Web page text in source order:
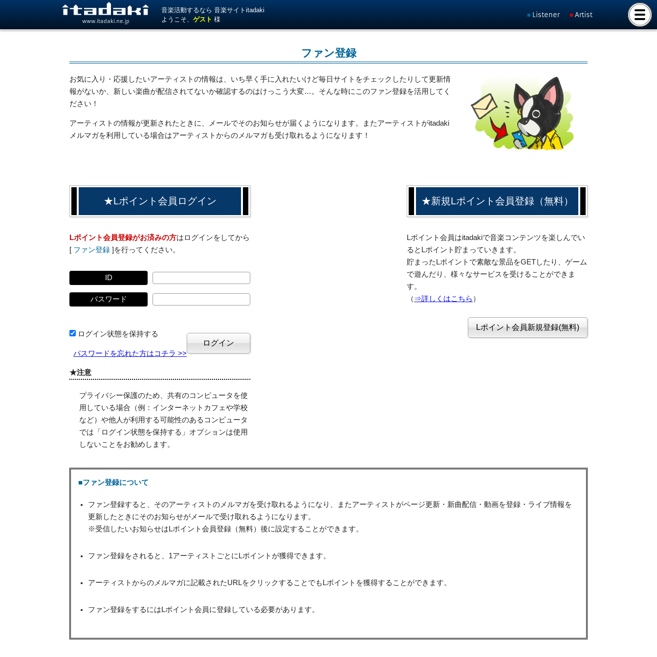
www.itadaki.ne.jp
音楽活動するなら 音楽サイトitadaki
ようこそ、ゲスト 様
Listener Artist
ファン登録
お気に入り・応援したいアーティストの情報は、いち早く手に入れたいけど毎日サイトをチェックしたりして更新情
報がないか、新しい楽曲が配信されてないか確認するのはけっこう大変…。そんな時にこのファン登録を活用してく
ださい！
アーティストの情報が更新されたときに、メールでそのお知らせが届くようになります。またアーティストがitadaki
メルマガを利用している場合はアーティストからのメルマガも受け取れるようになります！
★Lポイント会員ログイン
Lポイント会員登録がお済みの方はログインをしてから
[ ファン登録 ]を行ってください。
ID
パスワード
ログイン状態を保持する
パスワードを忘れた方はコチラ >>
★注意
プライバシー保護のため、共有のコンピュータを使
用している場合（例：インターネットカフェや学校
など）や他人が利用する可能性のあるコンピュータ
では「ログイン状態を保持する」オプションは使用
しないことをお勧めします。
★新規Lポイント会員登録（無料）
Lポイント会員はitadakiで音楽コンテンツを楽しんでい
るとLポイント貯まっていきます。
貯まったLポイントで素敵な景品をGETしたり、ゲーム
で遊んだり、様々なサービスを受けることができま
す。
（ ⇒詳しくはこちら ）
■ファン登録について
ファン登録すると、そのアーティストのメルマガを受け取れるようになり、またアーティストがページ更新・新曲配信・動画を登録・ライブ情報を
更新したときにそのお知らせがメールで受け取れるようになります。
※受信したいお知らせはLポイント会員登録（無料）後に設定することができます。
ファン登録をされると、1アーティストごとにLポイントが獲得できます。
アーティストからのメルマガに記載されたURLをクリックすることでもLポイントを獲得することができます。
ファン登録をするにはLポイント会員に登録している必要があります。